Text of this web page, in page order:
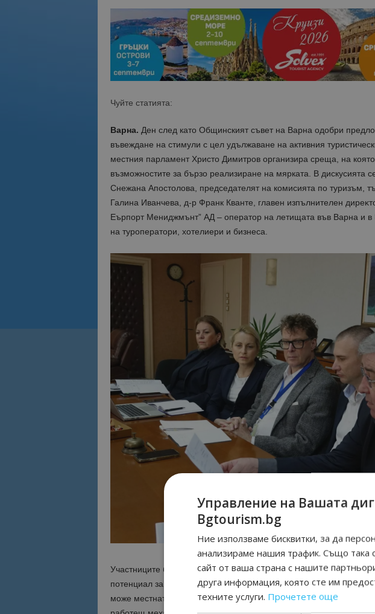
Чуйте статията:
Варна. Ден след като Общинският съвет на Варна одобри
въвеждане на стимули с цел удължаване на активния
местния парламент Христо Димитров организира среща, на
възможностите за бързо реализиране на мярката. В дискусията
Снежана Апостолова, председателят на комисията по туризъм,
Галина Иванчева, д-р Франк Кванте, глaвeн изпълнитeлeн
Eъpпopт Meниджмънт” AД – опepaтop нa летищата във Варна и в
на туроператори, хотелиери и бизнеса.
Участниците бяха единодушни, че Варна и прилежащите курорти
потенциал за привличане на туристи извън пиковия сезон, но се
може местната администрация да окаже необходимата помощ, е
Управление на Вашата
Bgtourism.bg
Ние използваме бисквитки, за да
анализираме нашия трафик. Също така
сайт от ваша страна с нашите
друга информация, която сте им
техните услуги. Прочетете още